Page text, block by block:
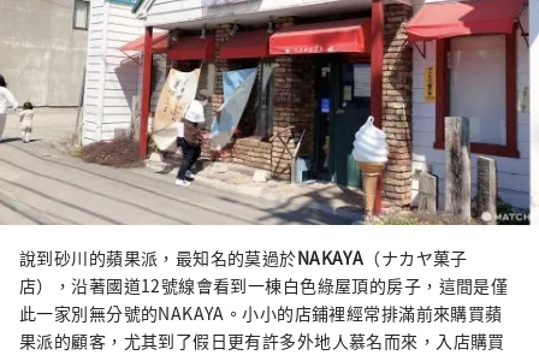
說到砂川的蘋果派，最知名的莫過於NAKAYA （ナカヤ菓子
店），沿著國道12號線會看到一棟白色綠屋頂的房子，這間是僅
此一家別無分號的NAKAYA。小小的店鋪裡經常排滿前來購買蘋
果派的顧客，尤其到了假日更有許多外地人慕名而來，入店購買